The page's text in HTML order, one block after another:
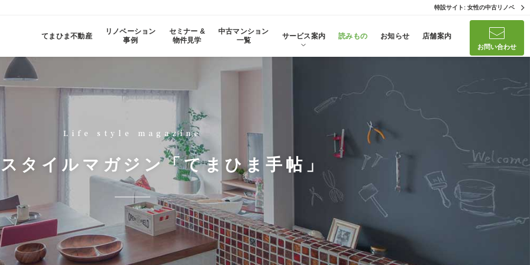
特設サイト: 女性の中古リノベ
てまひま不動産
リノベーション
事例
セミナー &
物件見学
中古マンション
一覧
サービス案内 読みもの お知らせ 店舗案内
お問い合わせ
Life style magazine
タイルマガジン「てまひま手帖」